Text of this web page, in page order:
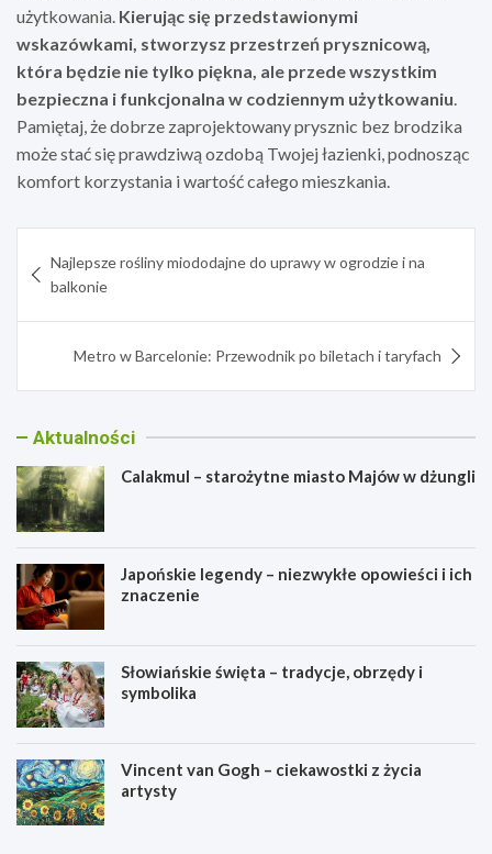
użytkowania. Kierując się przedstawionymi
wskazówkami, stworzysz przestrzeń prysznicową,
która będzie nie tylko piękna, ale przede wszystkim
bezpieczna i funkcjonalna w codziennym użytkowaniu
Pamiętaj, że dobrze zaprojektowany prysznic bez brodzika
może stać się prawdziwą ozdobą Twojej łazienki, podnosząc
komfort korzystania i wartość całego mieszkania.
wpisu
Najlepsze rośliny miododajne do uprawy w ogrodzie i na
balkonie
Metro w Barcelonie: Przewodnik po biletach i taryfach
Aktualności
Calakmul – starożytne miasto Majów w dżungli
Japońskie legendy – niezwykłe opowieści i ich
znaczenie
Słowiańskie święta – tradycje, obrzędy i
symbolika
Vincent van Gogh – ciekawostki z życia
artysty
C
J